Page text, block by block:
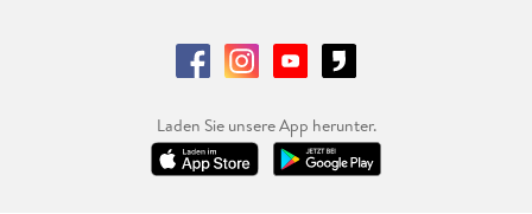
Laden Sie unsere App herunter.